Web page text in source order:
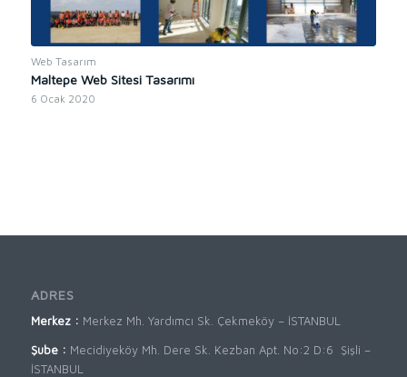
Web Tasarım
Maltepe Web Sitesi Tasarımı
6 Ocak 2020
ADRES
Merkez : Merkez Mh. Yardımcı Sk. Çekmeköy – İSTANBUL
Şube : Mecidiyeköy Mh. Dere Sk. Kezban Apt. No:2 D:6 Şişli –
İSTANBUL